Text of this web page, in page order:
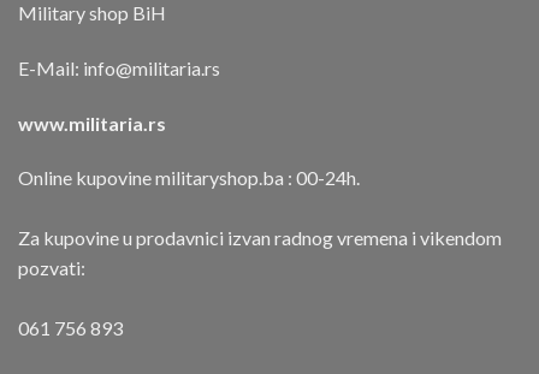
Military shop BiH
E-Mail: info@militaria.rs
www.militaria.rs
Online kupovine militaryshop.ba : 00-24h.
Za kupovine u prodavnici izvan radnog vremena i vikendom
pozvati:
061 756 893